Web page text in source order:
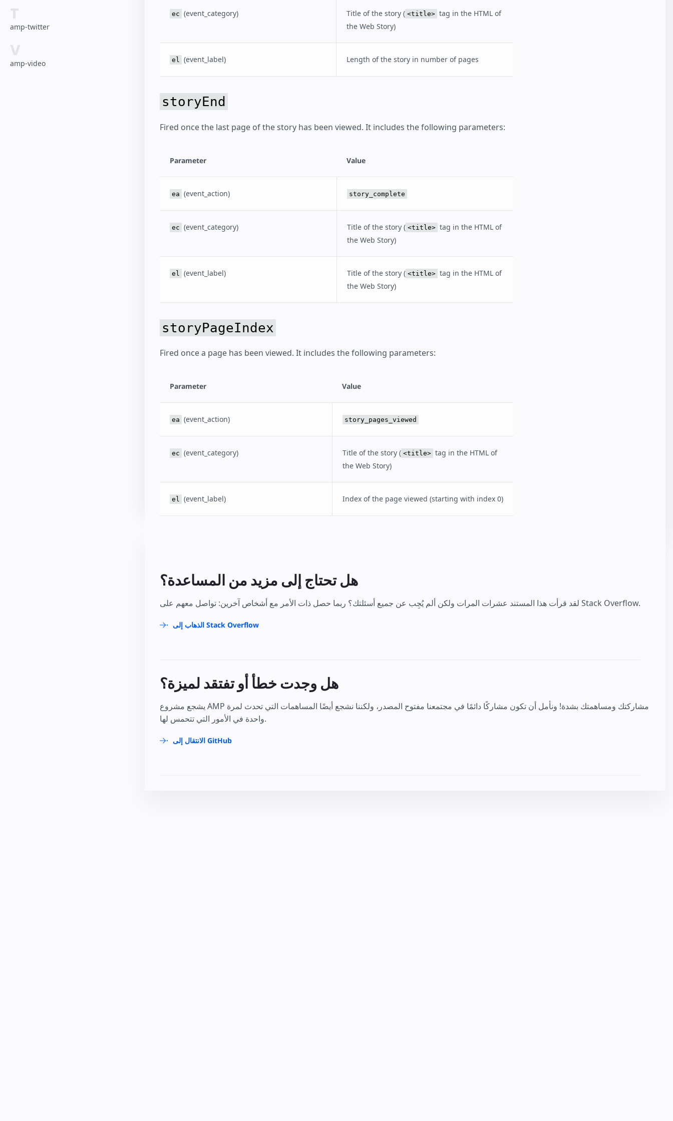
T
amp-twitter
V
amp-video
ec (event_category) Title of the story ( <title> tag in the HTML of
the Web Story)
el (event_label) Length of the story in number of pages
storyEnd
Fired once the last page of the story has been viewed. It includes the following parameters:
Parameter Value
ea (event_action) story_complete
ec (event_category) Title of the story ( <title> tag in the HTML of
the Web Story)
el (event_label) Title of the story ( <title> tag in the HTML of
the Web Story)
storyPageIndex
Fired once a page has been viewed. It includes the following parameters:
Parameter Value
ea (event_action) story_pages_viewed
ec (event_category) Title of the story ( <title> tag in the HTML of
the Web Story)
el (event_label) Index of the page viewed (starting with index 0)
هل تحتاج إلى مزيد من المساعدة؟
لقد قرأت هذا المستند عشرات المرات ولكن ألم يُجِب عن جميع أسئلتك؟ ربما حصل ذات الأمر مع أشخاص آخرين: تواصل معهم على Stack Overflow.
الذهاب إلى Stack Overflow
هل وجدت خطأ أو تفتقد لميزة؟
يشجع مشروع AMP مشاركتك ومساهمتك بشدة! ونأمل أن تكون مشاركًا دائمًا في مجتمعنا مفتوح المصدر، ولكننا نشجع أيضًا المساهمات التي تحدث لمرة
واحدة في الأمور التي تتحمس لها.
الانتقال إلى GitHub